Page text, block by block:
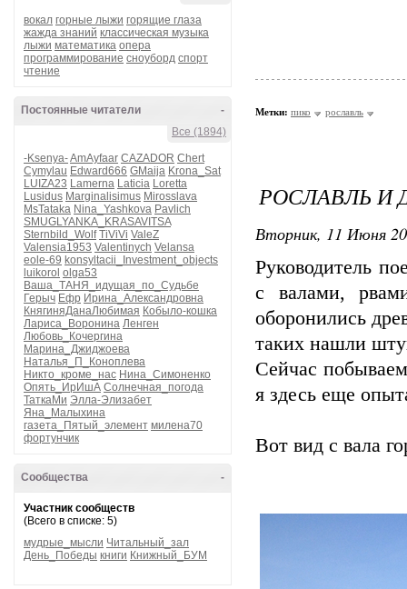
вокал горные лыжи горящие глаза
жажда знаний классическая музыка
лыжи математика опера
программирование сноуборд спорт
чтение
-
Постоянные читатели
Все (1894)
-Ksenya-AmAyfaar CAZADOR Chert
Cymylau Edward666 GMaija Krona_Sat
LUIZA23 Lamerna Laticia Loretta
Lusidus Marginalisimus Mirosslava
MsTataka Nina_Yashkova Pavlich
SMUGLYANKA_KRASAVITSA
Sternbild_Wolf TiViVi ValeZ
Valensia1953 Valentinych Velansa
eole-69 konsyltacii_Investment_objects
luikorol olga53
Ваша_ТАНЯ_идущая_по_Судьбе
Герыч Ефр Ирина_Александровна
КнягиняДанаЛюбимая Кобыло-кошка
Лариса_Воронина Ленген
Любовь_Кочергина
Марина_Джиджоева
Наталья_П_Коноплева
Никто_кроме_нас Нина_Симоненко
Опять_ИрИшА Солнечная_погода
ТаткаМи Элла-Элизабет
Яна_Малыхина
газета_Пятый_элемент милена70
фортунчик
-
Сообщества
Участник сообществ
(Всего в списке: 5)
мудрые_мысли Читальный_зал
День_Победы книги Книжный_БУМ
Метки: пико рославль
РОСЛАВЛЬ И
Вторник, 11 Июня
Руководитель
с валами,
оборонились
таких нашли
Сейчас
я здесь еще
Вот вид с вала